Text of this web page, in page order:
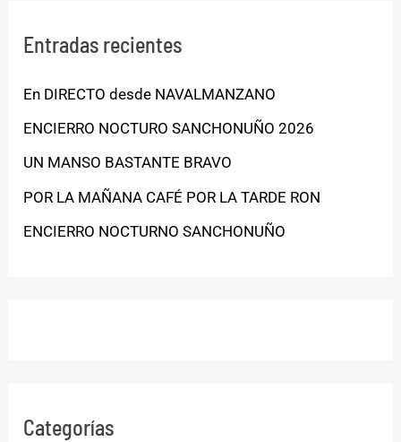
Entradas recientes
En DIRECTO desde NAVALMANZANO
ENCIERRO NOCTURO SANCHONUÑO 2026
UN MANSO BASTANTE BRAVO
POR LA MAÑANA CAFÉ POR LA TARDE RON
ENCIERRO NOCTURNO SANCHONUÑO
Categorías